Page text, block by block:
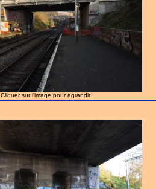
Cliquer sur l'image pour agrandir